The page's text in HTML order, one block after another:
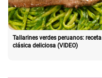
Tallarines verdes peruanos: receta
clásica deliciosa (VIDEO)